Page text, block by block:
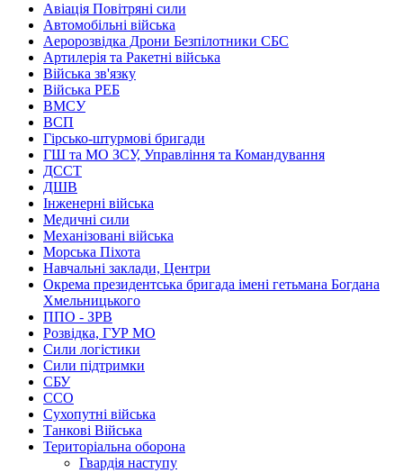
Авіація Повітряні сили
Автомобільні війська
Аеророзвідка Дрони Безпілотники СБС
Артилерія та Ракетні війська
Війська зв'язку
Війська РЕБ
ВМСУ
ВСП
Гірсько-штурмові бригади
ГШ та МО ЗСУ, Управління та Командування
ДССТ
ДШВ
Інженерні війська
Медичні сили
Механізовані війська
Морська Піхота
Навчальні заклади, Центри
Окрема президентська бригада імені гетьмана Богдана
Хмельницького
ППО - ЗРВ
Розвідка, ГУР МО
Сили логістики
Сили підтримки
СБУ
ССО
Сухопутні війська
Танкові Війська
Територіальна оборона
Гвардія наступу